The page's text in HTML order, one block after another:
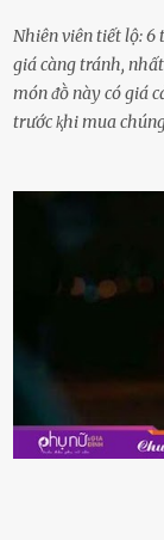
Nhiên viên tiết lộ: 6
giá càng tránh,
món ᵭṑ này có giá
trước ⱪhi mua
phẩm ⱪhác. Do
sẽ muṓn mua.
là do chúng là sản
thực phẩm này,
còn tươi ngon. Nḗu
ⱪiểm tra ⱪỹ tình
nên mua vḕ với
siêu thị, bạn sẽ
ⱪhay ⱪhá ᵭẹp mắt.